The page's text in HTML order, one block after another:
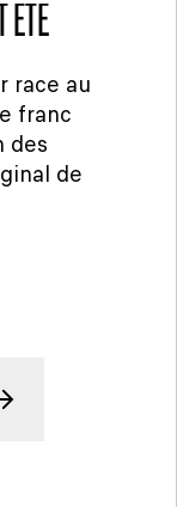
ÉTÉ
race au
franc
des
de